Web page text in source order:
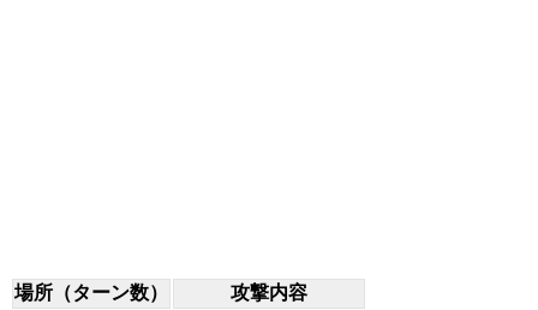
場所（ターン数）
攻撃内容